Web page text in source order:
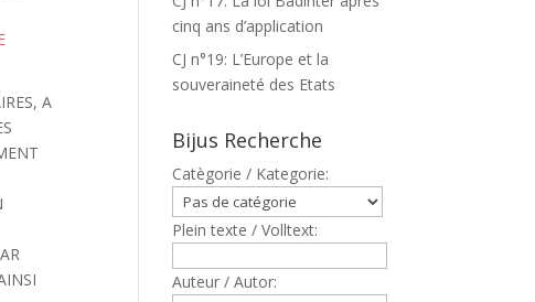
A
cinq ans d’application
CJ n°19: L’Europe et la
souveraineté des Etats
Bijus Recherche
Catègorie / Kategorie:
Plein texte / Volltext:
Auteur / Autor: